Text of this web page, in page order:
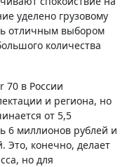
уделено грузовому
отличным выбором
количества
70 в России
и региона, но
от 5,5
6 миллионов рублей и
конечно, делает
но для